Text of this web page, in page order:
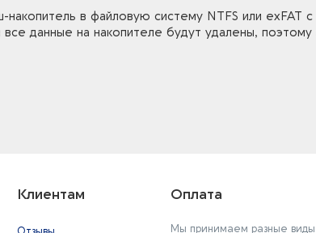
в файловую систему NTFS или exFAT с
данные на накопителе будут удалены, поэтому
Клиентам Оплата
Мы принимаем разные